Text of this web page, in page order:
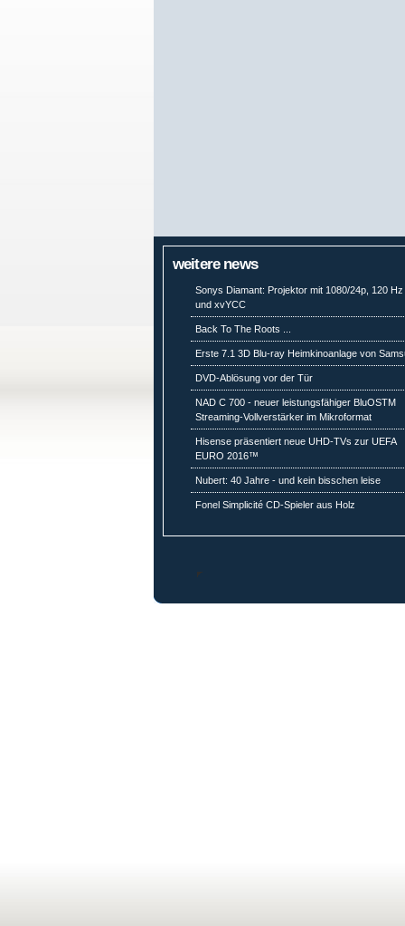
weitere news
Sonys Diamant: Projektor mit 1080/24p, 120 Hz
und xvYCC
Back To The Roots ...
Erste 7.1 3D Blu-ray Heimkinoanlage von
DVD-Ablösung vor der Tür
NAD C 700 - neuer leistungsfähiger BluOSTM
Streaming-Vollverstärker im Mikroformat
Hisense präsentiert neue UHD-TVs zur UEFA
EURO 2016™
Nubert: 40 Jahre - und kein bisschen leise
Fonel Simplicité CD-Spieler aus Holz